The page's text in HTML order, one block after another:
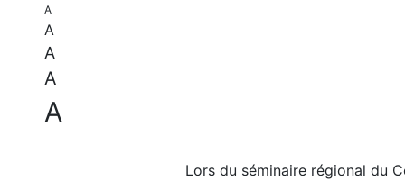
A
A
A
A
A
Lors du séminaire régional du